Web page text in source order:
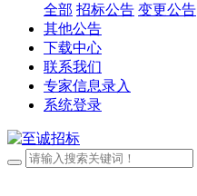
全部 招标公告 变更公告
其他公告
下载中心
联系我们
专家信息录入
系统登录